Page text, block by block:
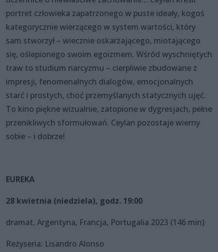
portret człowieka zapatrzonego w puste ideały, kogoś
kategorycznie wierzącego w system wartości, który
sam stworzył – wiecznie oskarżającego, miotającego
się, oślepionego swoim egoizmem. Wśród wyschniętych
traw to studium narcyzmu – cierpliwie zbudowane z
impresji, fenomenalnych dialogów, emocjonalnych
starć i prostych, choć przemyślanych statycznych ujęć.
To kino piękne wizualnie, zatopione w dygresjach, pełne
przenikliwych sformułowań. Ceylan pozostaje wierny
sobie – i dobrze!
EUREKA
28 kwietnia (niedziela), godz. 19:00
dramat, Argentyna, Francja, Portugalia 2023 (146 min)
Reżyseria: Lisandro Alonso